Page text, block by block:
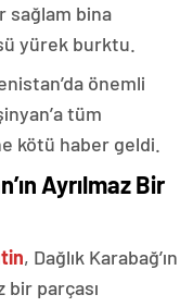
sağlam bina
yürek burktu.
önemli
tüm
kötü haber geldi.
Ayrılmaz Bir
, Dağlık Karabağ’ın
bir parçası